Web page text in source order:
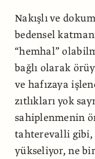
Nakışlı ve
bedensel
“hemhal”
bağlı olarak
ve hafızaya
zıtlıkları yok
sahiplenmenin
tahterevalli gibi,
yükseliyor, ne